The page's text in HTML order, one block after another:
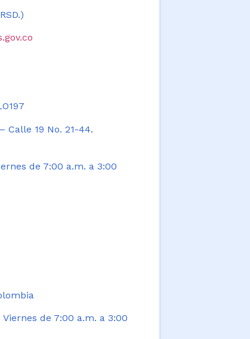
Calle 19 No. 21-44.
de 7:00 a.m. a 3:00
de 7:00 a.m. a 3:00